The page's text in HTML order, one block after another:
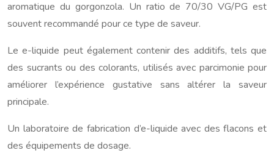
aromatique du gorgonzola. Un ratio de 70/30 VG/PG est
souvent recommandé pour ce type de saveur.
Le e-liquide peut également contenir des additifs, tels que
des sucrants ou des colorants, utilisés avec parcimonie pour
améliorer l’expérience gustative sans altérer la saveur
principale.
Un laboratoire de fabrication d’e-liquide avec des flacons et
des équipements de dosage.